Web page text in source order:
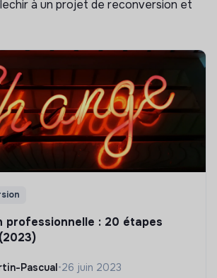
à un projet de reconversion et
professionnelle : 20 étapes
Pascual•26 juin 2023